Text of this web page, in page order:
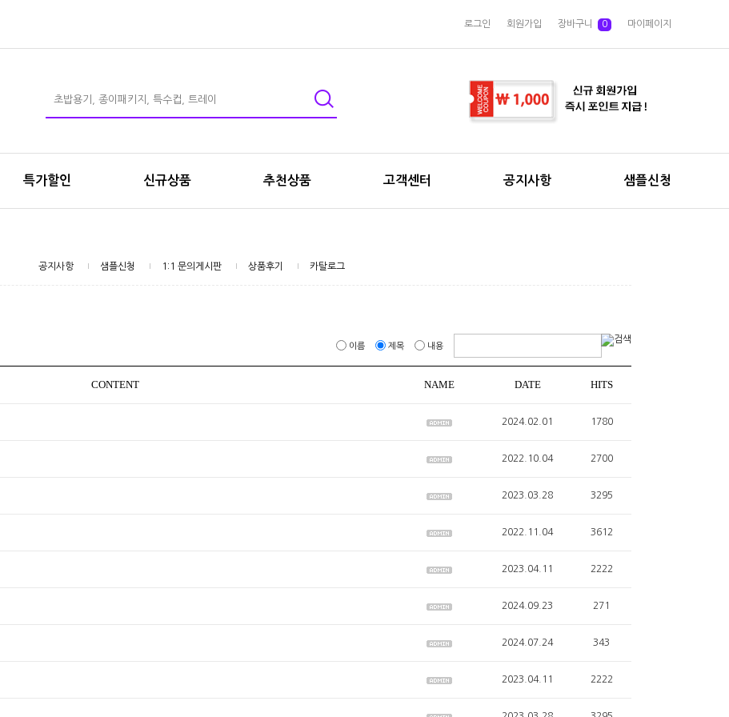
로그인 회원가입 장바구니 0 마이페이지
특가할인 신규상품 추천상품 고객센터 공지사항 샘플신청
공지사항 샘플신청 1:1 문의게시판 상품후기 카탈로그
이름 제목 내용
CONTENT NAME DATE HITS
2024.02.01 1780
2022.10.04 2700
2023.03.28 3295
2022.11.04 3612
2023.04.11 2222
2024.09.23 271
2024.07.24 343
2023.04.11 2222